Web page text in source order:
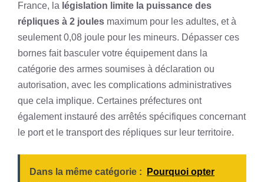
France, la législation limite la puissance des
répliques à 2 joules maximum pour les adultes, et à
seulement 0,08 joule pour les mineurs. Dépasser ces
bornes fait basculer votre équipement dans la
catégorie des armes soumises à déclaration ou
autorisation, avec les complications administratives
que cela implique. Certaines préfectures ont
également instauré des arrêtés spécifiques concernant
le port et le transport des répliques sur leur territoire.
Dans la même catégorie :
Pourquoi opter